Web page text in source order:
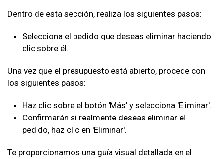
Dentro de esta sección, realiza los siguientes pasos:
Selecciona el pedido que deseas eliminar haciendo
clic sobre él.
Una vez que el presupuesto está abierto, procede con
los siguientes pasos:
Haz clic sobre el botón 'Más' y selecciona 'Eliminar'.
Confirmarán si realmente deseas eliminar el
pedido, haz clic en 'Eliminar'.
Te proporcionamos una guía visual detallada en el